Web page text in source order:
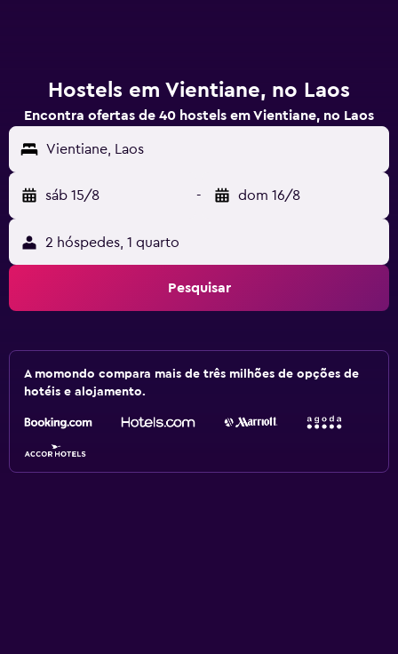
Hostels em Vientiane, no Laos
Encontra ofertas de 40 hostels em Vientiane, no Laos
Vientiane, Laos
sáb 15/8 - dom 16/8
2 hóspedes, 1 quarto
Pesquisar
A momondo compara mais de três milhões de opções de
hotéis e alojamento.